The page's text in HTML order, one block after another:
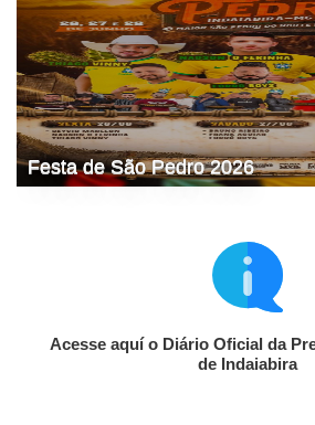
Festa de São Pedro 2026
Acesse aquí o Diário Oficial da
de Indaiabira